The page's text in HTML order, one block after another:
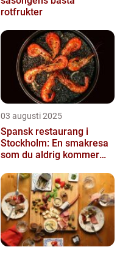
rotfrukter
03 augusti 2025
Spansk restaurang i
Stockholm: En smakresa
som du aldrig kommer